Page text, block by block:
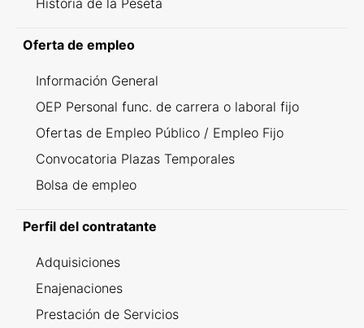
Historia de la Peseta
Oferta de empleo
Información General
OEP Personal func. de carrera o laboral fijo
Ofertas de Empleo Público / Empleo Fijo
Convocatoria Plazas Temporales
Bolsa de empleo
Perfil del contratante
Adquisiciones
Enajenaciones
Prestación de Servicios